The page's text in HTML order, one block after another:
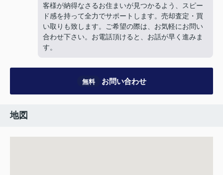
客様が納得なさるお住まいが見つかるよう、スピー
ド感を持って全力でサポートします。売却査定・買
い取りも致します。ご希望の際は、お気軽にお問い
合わせ下さい。お電話頂けると、お話が早く進みま
す。
無料 お問い合わせ
地図